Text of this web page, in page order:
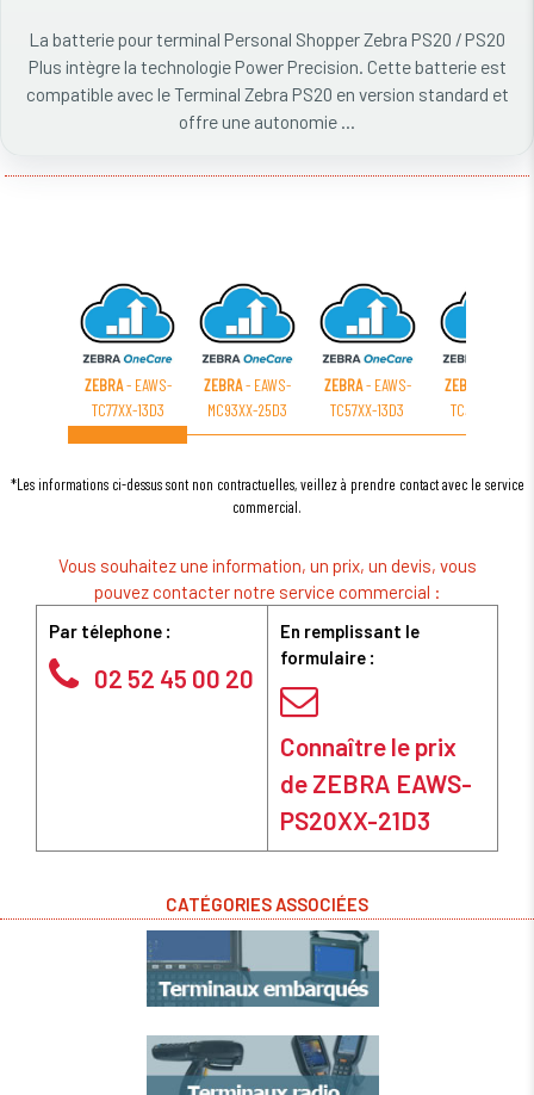
La batterie pour terminal Personal Shopper Zebra PS20 / PS20
Plus intègre la technologie Power Precision. Cette batterie est
compatible avec le Terminal Zebra PS20 en version standard et
offre une autonomie ...
ZEBRA- EAWS-
TC77XX-13D3
ZEBRA- EAWS-
MC93XX-25D3
ZEBRA- EAWS-
TC57XX-13D3
ZEBRA
TC52XX-21D3
*Les informations ci-dessus sont non contractuelles, veillez à prendre contact avec le service
commercial.
Vous souhaitez une information, un prix, un devis, vous
pouvez contacter notre service commercial :
Par télephone :
02 52 45 00 20
En remplissant le
formulaire :
Connaître le prix
de ZEBRA EAWS-
PS20XX-21D3
CATÉGORIES ASSOCIÉES